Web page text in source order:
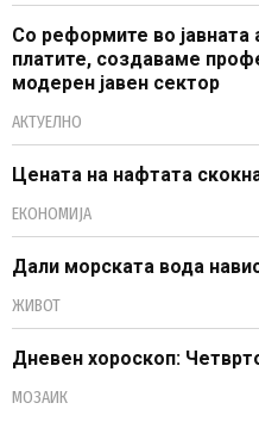
Со реформите во јавната
платите, создаваме
модерен јавен сектор
АКТУЕЛНО
Цената на нафтата
ЕКОНОМИЈА
Дали морската вода
ЖИВОТ
Дневен хороскоп:
МОЗАИК